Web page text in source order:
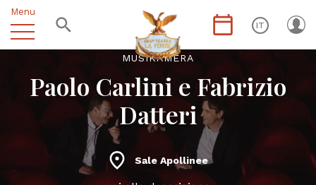
Menu
IT
MUSIKÀMERA
Paolo Carlini e Fabrizio
Datteri
Sale Apollinee